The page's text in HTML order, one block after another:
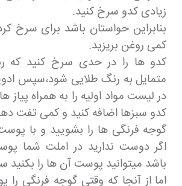
زیادی کدو سرخ کنید.
بنابراین حواستان باشد برای سرخ
کمی روغن بریزید.
کدو ها را در حدی سرخ کنید که
متمایل به رنگ طلایی شود،سپس
در لیست مواد اولیه را به همراه
کدو سبزها اضافه کنید و کمی تفت
گوجه فرنگی ها را بشویید و با
اگر دوست ندارید در املت شما
باشد میتوانید پوست آن ها را
اما از آنجا که وقتی گوجه فرنگی